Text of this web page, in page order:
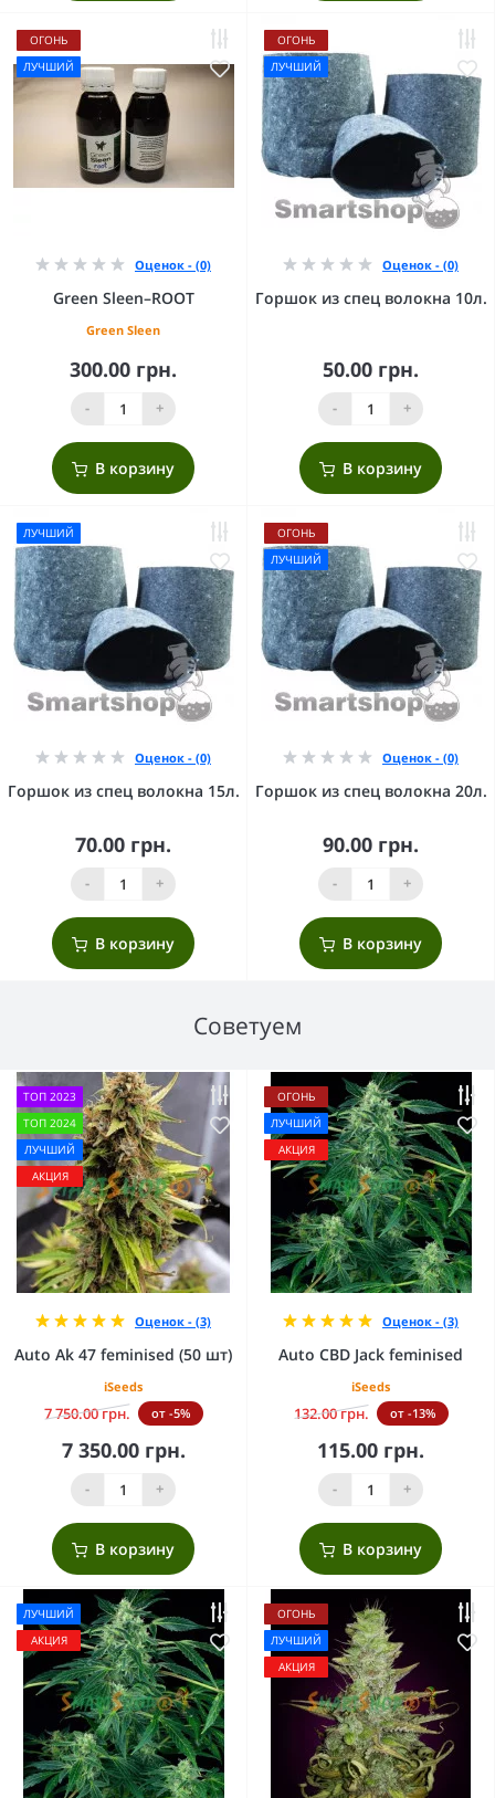
ОГОНЬ
ЛУЧШИЙ
Оценок - (0)
Green Sleen–ROOT
Green Sleen
300.00 грн.
- +
В корзину
ОГОНЬ
ЛУЧШИЙ
Оценок - (0)
Горшок из спец волокна 10л.
50.00 грн.
- +
В корзину
ЛУЧШИЙ
Оценок - (0)
Горшок из спец волокна 15л.
70.00 грн.
- +
В корзину
ОГОНЬ
ЛУЧШИЙ
Оценок - (0)
Горшок из спец волокна 20л.
90.00 грн.
- +
В корзину
Советуем
ТОП 2023
ТОП 2024
ЛУЧШИЙ
АКЦИЯ
Оценок - (3)
Auto Ak 47 feminised (50 шт)
iSeeds
7 750.00 грн. от -5%
7 350.00 грн.
- +
В корзину
ОГОНЬ
ЛУЧШИЙ
АКЦИЯ
Оценок - (3)
Auto CBD Jack feminised
iSeeds
132.00 грн. от -13%
115.00 грн.
- +
В корзину
ЛУЧШИЙ
АКЦИЯ
ОГОНЬ
ЛУЧШИЙ
АКЦИЯ